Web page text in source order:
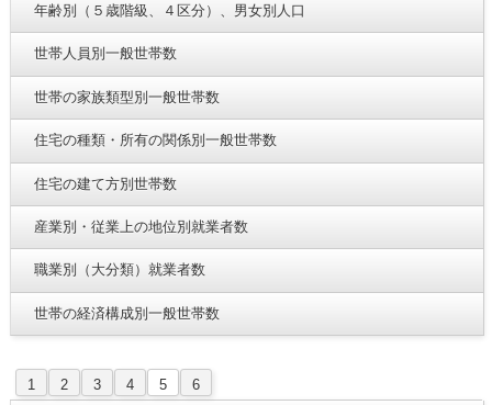
年齢別（５歳階級、４区分）、男女別人口
世帯人員別一般世帯数
世帯の家族類型別一般世帯数
住宅の種類・所有の関係別一般世帯数
住宅の建て方別世帯数
産業別・従業上の地位別就業者数
職業別（大分類）就業者数
世帯の経済構成別一般世帯数
1 2 3 4 5
6